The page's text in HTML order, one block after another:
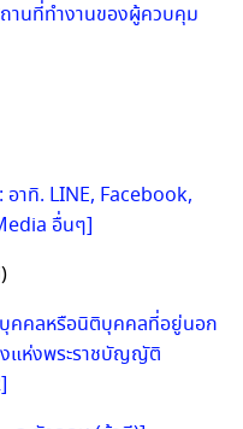
านที่ทำงานของผู้ควบคุม
าทิ. LINE, Facebook,
อื่นๆ]
คคลหรือนิติบุคคลที่อยู่นอก
งแห่งพระราชบัญญัติ